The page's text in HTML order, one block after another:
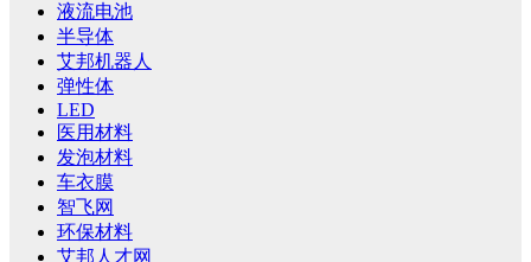
液流电池
半导体
艾邦机器人
弹性体
LED
医用材料
发泡材料
车衣膜
智飞网
环保材料
艾邦人才网